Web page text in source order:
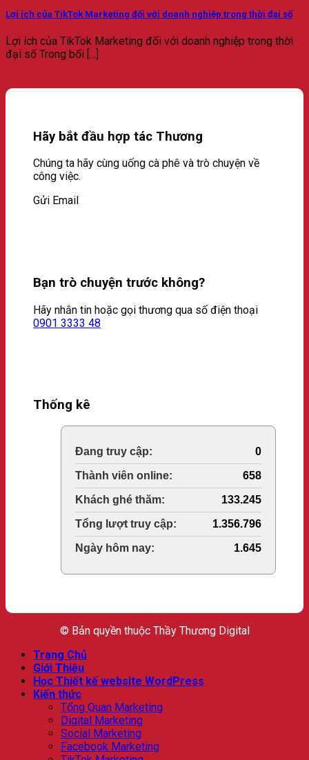
Lợi ích của TikTok Marketing đối với doanh nghiệp trong thời đại số
Lợi ích của TikTok Marketing đối với doanh nghiệp trong thời
đại số Trong bối [...]
Hãy bắt đầu hợp tác Thương
Chúng ta hãy cùng uống cà phê và trò chuyện về
công việc.
Gửi Email
Bạn trò chuyện trước không?
Hãy nhắn tin hoặc gọi thương qua số điện thoại
0901 3333 48
Thống kê
Online Visitors: 0
Today's Views: 658
Last 30 Days Views: 133.245
Total Views: 1.356.796
Total Users: 1.645
© Bản quyền thuộc Thầy Thương Digital
Trang Chủ
Giới Thiệu
Học Thiết kế website WordPress
Kiến thức
Tổng Quan Marketing
Digital Marketing
Social Marketing
Facebook Marketing